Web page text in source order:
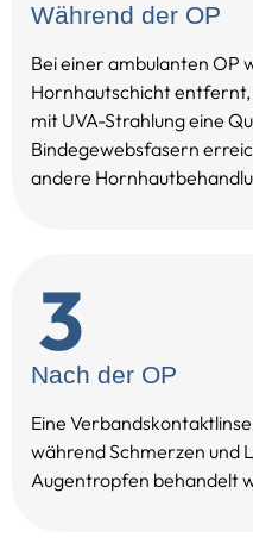
Während der OP
Bei einer ambulanten OP
Hornhautschicht
mit UVA-Strahlung eine
Bindegewebsfasern
andere
Nach der OP
Eine
während Schmerzen und
Augentropfen behandelt